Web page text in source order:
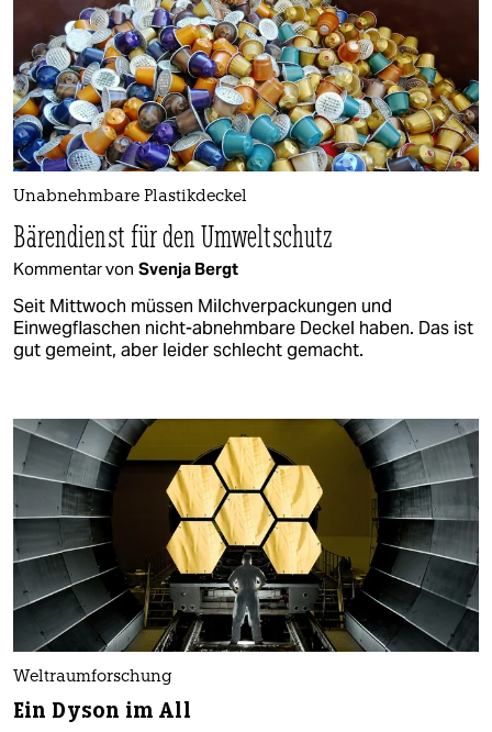
Unabnehmbare Plastikdeckel
Bärendienst für den Umweltschutz
Kommentar von Svenja Bergt
Seit Mittwoch müssen Milchverpackungen und
Einwegflaschen nicht-abnehmbare Deckel haben. Das ist
gut gemeint, aber leider schlecht gemacht.
Weltraumforschung
Ein Dyson im All